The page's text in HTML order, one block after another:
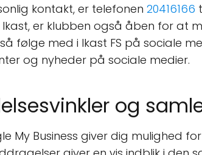
kontakt, er telefonen 20416166
er klubben også åben for at
følge med i Ikast FS på sociale
og nyheder på sociale medier.
og
My Business giver dig mulighed